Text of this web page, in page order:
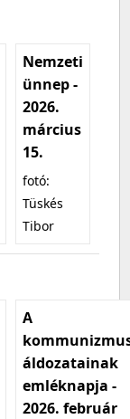
Nemzeti
ünnep -
2026.
március
15.
fotó:
Tüskés
Tibor
A
áldozatainak
emléknapja -
2026. február